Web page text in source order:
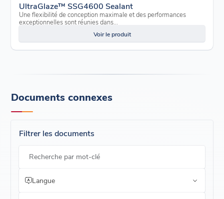
UltraGlaze™ SSG4600 Sealant
Une flexibilité de conception maximale et des performances
exceptionnelles sont réunies dans...
Voir le produit
Documents connexes
Filtrer les documents
Recherche par mot-clé
Langue